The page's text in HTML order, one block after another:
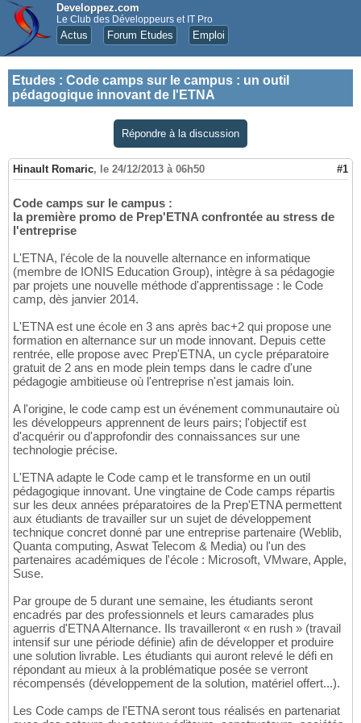
Developpez.com
Le Club des Développeurs et IT Pro
Actus Forum Etudes Emploi
Etudes : Code camps sur le campus : un outil
pédagogique innovant de l'ETNA
Répondre à la discussion
Hinault Romaric, le 24/12/2013 à 06h50 #1
Code camps sur le campus :
la première promo de Prep'ETNA confrontée au stress de
l'entreprise
L'ETNA, l'école de la nouvelle alternance en informatique
(membre de IONIS Education Group), intègre à sa pédagogie
par projets une nouvelle méthode d'apprentissage : le Code
camp, dès janvier 2014.
L'ETNA est une école en 3 ans après bac+2 qui propose une
formation en alternance sur un mode innovant. Depuis cette
rentrée, elle propose avec Prep'ETNA, un cycle préparatoire
gratuit de 2 ans en mode plein temps dans le cadre d'une
pédagogie ambitieuse où l'entreprise n'est jamais loin.
A l'origine, le code camp est un événement communautaire où
les développeurs apprennent de leurs pairs; l'objectif est
d'acquérir ou d'approfondir des connaissances sur une
technologie précise.
L'ETNA adapte le Code camp et le transforme en un outil
pédagogique innovant. Une vingtaine de Code camps répartis
sur les deux années préparatoires de la Prep'ETNA permettent
aux étudiants de travailler sur un sujet de développement
technique concret donné par une entreprise partenaire (Weblib,
Quanta computing, Aswat Telecom & Media) ou l'un des
partenaires académiques de l'école : Microsoft, VMware, Apple,
Suse.
Par groupe de 5 durant une semaine, les étudiants seront
encadrés par des professionnels et leurs camarades plus
aguerris d'ETNA Alternance. Ils travailleront « en rush » (travail
intensif sur une période définie) afin de développer et produire
une solution livrable. Les étudiants qui auront relevé le défi en
répondant au mieux à la problématique posée se verront
récompensés (développement de la solution, matériel offert...).
Les Code camps de l'ETNA seront tous réalisés en partenariat